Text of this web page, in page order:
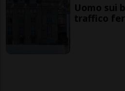
Uomo sui
traffico